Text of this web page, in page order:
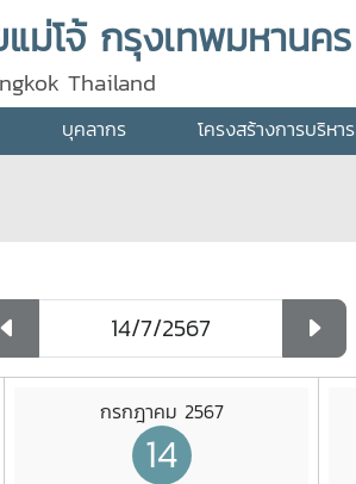
ม่โจ้ กรุงเทพมหานคร
Thailand
บุคลากร โครงสร้างการบริหาร
กรกฎาคม 2567
14